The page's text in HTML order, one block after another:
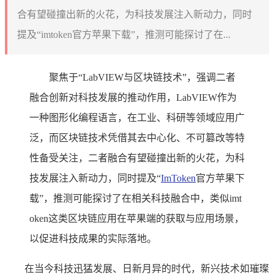
合有望碰撞出新的火花，为科技发展注入新动力，同时
提及“imtoken官方苹果下载”，推测可能探讨了在...
聚焦于“LabVIEW与区块链技术”，强调二者
融合创新对科技发展的推动作用，LabVIEW作为
一种图形化编程语言，在工业、科研等领域应用广
泛，而区块链技术凭借其去中心化、不可篡改等特
性备受关注，二者融合有望碰撞出新的火花，为科
技发展注入新动力，同时提及“ImToken官方苹果下
载”，推测可能探讨了在相关科技融合中，类似imt
oken这类区块链应用在苹果端的获取与应用场景，
以促进科技成果的实际落地。
在当今科技迅猛发展、日新月异的时代，新兴技术如璀璨